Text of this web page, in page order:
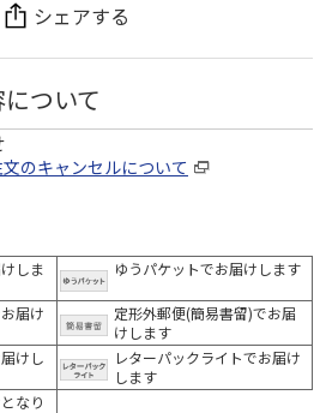
シェアする
ついて
のキャンセルについて
しま
ゆうパケットでお届けします
届け
定形外郵便(簡易書留)でお届
けします
けし
レターパックライトでお届け
します
なり